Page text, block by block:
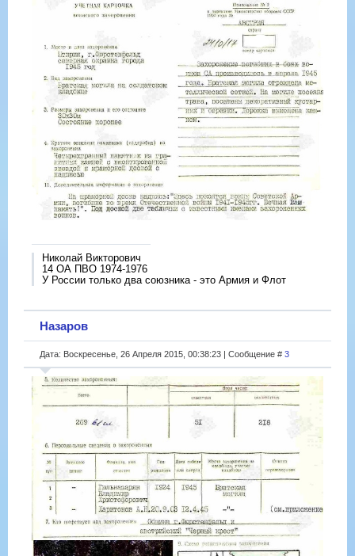
Николай Викторович
14 ОА ПВО 1974-1976
У России только два союзника - это Армия и Флот
Назаров
Дата: Воскресенье, 26 Апреля 2015, 00:38:23 | Сообщение # 3